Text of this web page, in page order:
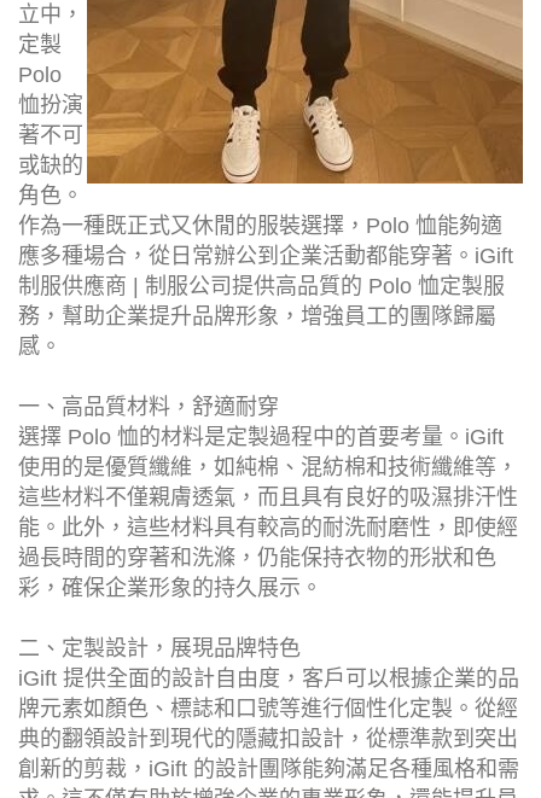
立中，
定製
Polo
恤扮演
著不可
或缺的
角色。
作為一種既正式又休閒的服裝選擇，Polo 恤能夠適
應多種場合，從日常辦公到企業活動都能穿著。iGift
制服供應商 | 制服公司提供高品質的 Polo 恤定製服
務，幫助企業提升品牌形象，增強員工的團隊歸屬
感。
一、高品質材料，舒適耐穿
選擇 Polo 恤的材料是定製過程中的首要考量。iGift
使用的是優質纖維，如純棉、混紡棉和技術纖維等，
這些材料不僅親膚透氣，而且具有良好的吸濕排汗性
能。此外，這些材料具有較高的耐洗耐磨性，即使經
過長時間的穿著和洗滌，仍能保持衣物的形狀和色
彩，確保企業形象的持久展示。
二、定製設計，展現品牌特色
iGift 提供全面的設計自由度，客戶可以根據企業的品
牌元素如顏色、標誌和口號等進行個性化定製。從經
典的翻領設計到現代的隱藏扣設計，從標準款到突出
創新的剪裁，iGift 的設計團隊能夠滿足各種風格和需